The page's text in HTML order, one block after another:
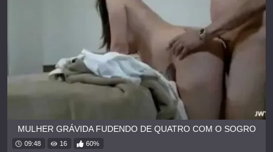
MULHER GRÁVIDA FUDENDO DE QUATRO COM O SOGRO
09:48 16 60%